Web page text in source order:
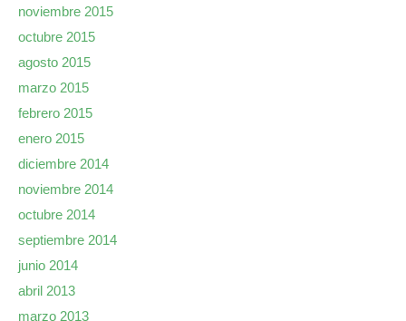
noviembre 2015
octubre 2015
agosto 2015
marzo 2015
febrero 2015
enero 2015
diciembre 2014
noviembre 2014
octubre 2014
septiembre 2014
junio 2014
abril 2013
marzo 2013